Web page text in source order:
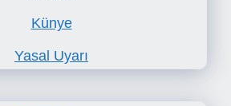
Künye
Yasal Uyarı